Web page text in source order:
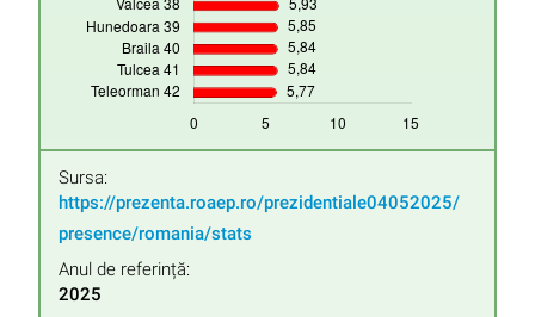
Sursa:
https://prezenta.roaep.ro/prezidentiale04052025/
presence/romania/stats
Anul de referință:
2025